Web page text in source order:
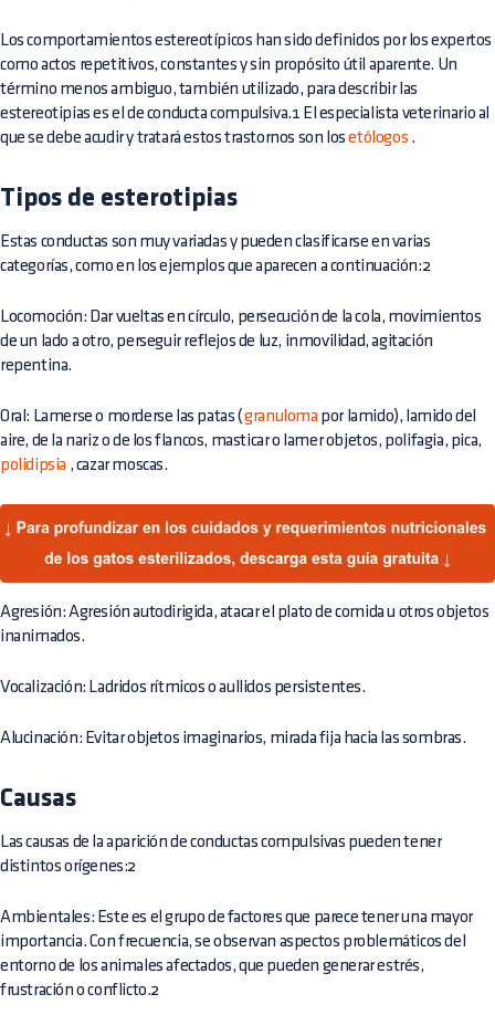
Los comportamientos estereotípicos han sido definidos por los expertos
como actos repetitivos, constantes y sin propósito útil aparente. Un
término menos ambiguo, también utilizado, para describir las
estereotipias es el de conducta compulsiva.1 El especialista veterinario al
que se debe acudir y tratará estos trastornos son losetólogos .
Tipos de esterotipias
Estas conductas son muy variadas y pueden clasificarse en varias
categorías, como en los ejemplos que aparecen a continuación:2
Locomoción: Dar vueltas en círculo, persecución de la cola, movimientos
de un lado a otro, perseguir reflejos de luz, inmovilidad, agitación
repentina.
Oral: Lamerse o morderse las patas (granuloma por lamido), lamido del
aire, de la nariz o de los flancos, masticar o lamer objetos, polifagia, pica,
polidipsia , cazar moscas.
Agresión: Agresión autodirigida, atacar el plato de comida u otros objetos
inanimados.
Vocalización: Ladridos rítmicos o aullidos persistentes.
Alucinación: Evitar objetos imaginarios, mirada fija hacia las sombras.
Causas
Las causas de la aparición de conductas compulsivas pueden tener
distintos orígenes:2
Ambientales: Este es el grupo de factores que parece tener una mayor
importancia. Con frecuencia, se observan aspectos problemáticos del
entorno de los animales afectados, que pueden generar estrés,
frustración o conflicto.2